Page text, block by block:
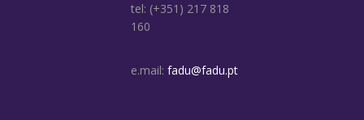
tel: (+351) 217 818
160
e.mail: fadu@fadu.pt